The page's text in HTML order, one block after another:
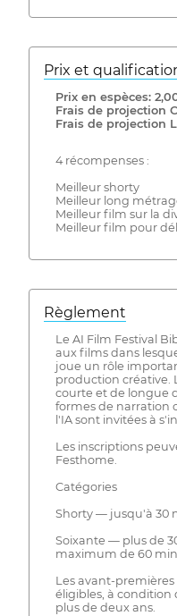
Prix ​​et
Prix ​​en espèces:
Frais de projection
Frais de projection
4 récompenses :
Meilleur shorty
Meilleur long
Meilleur film sur la
Meilleur film pour
Règlement
Le AI Film Festival
aux films dans
joue un rôle
production créative.
courte et de longue
formes de narration
l'IA sont invitées à
Les inscriptions
Festhome.
Catégories
Shorty — jusqu'à 30
Soixante — plus de
maximum de 60
Les avant-
éligibles, à condition
plus de deux ans.